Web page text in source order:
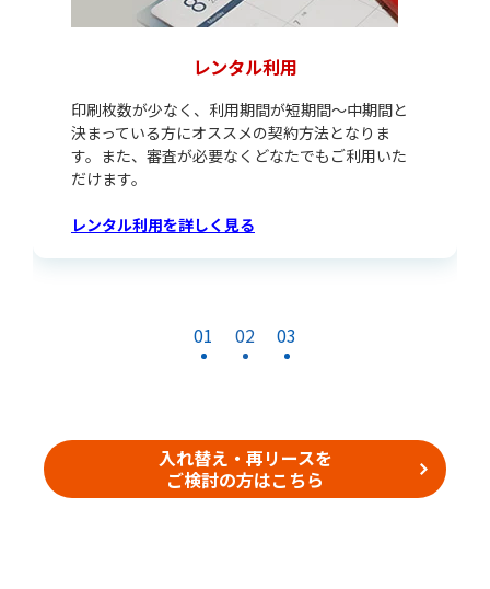
現金購入
機種やメーカーなどにこだわりがなく、とにかく
コストを抑えたい方向けの契約方法となります。
リース契約時に発生する「料率」をかけずに導入
することができます。
01 02 03
入れ替え・再リースを
ご検討の方はこちら